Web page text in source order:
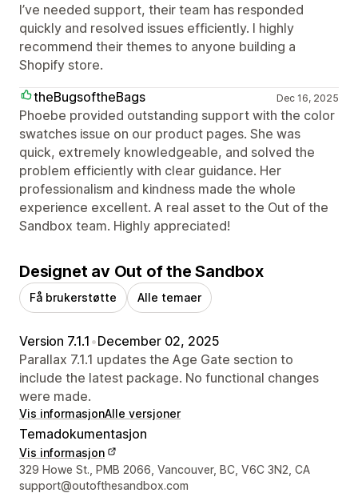
I’ve needed support, their team has responded
quickly and resolved issues efficiently. I highly
recommend their themes to anyone building a
Shopify store.
theBugsoftheBags
Dec 16, 2025
Phoebe provided outstanding support with the color
swatches issue on our product pages. She was
quick, extremely knowledgeable, and solved the
problem efficiently with clear guidance. Her
professionalism and kindness made the whole
experience excellent. A real asset to the Out of the
Sandbox team. Highly appreciated!
Designet av Out of the Sandbox
Få brukerstøtte Alle temaer
Version 7.1.1 •December 02, 2025
Parallax 7.1.1 updates the Age Gate section to
include the latest package. No functional changes
were made.
Vis informasjonAlle versjoner
Temadokumentasjon
Vis informasjon
Designerens kontaktinfo
329 Howe St., PMB 2066, Vancouver, BC, V6C 3N2, CA
support@outofthesandbox.com